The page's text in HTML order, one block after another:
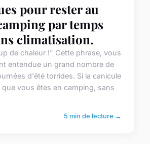
pour rester au
par temps
climatisation.
de chaleur !" Cette phrase, vous
entendue un grand nombre de
d'été torrides. Si la canicule
que vous êtes en camping, sans
5 min de lecture →